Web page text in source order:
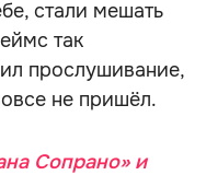
стали мешать
так
прослушивание,
не пришёл.
Сопрано» и